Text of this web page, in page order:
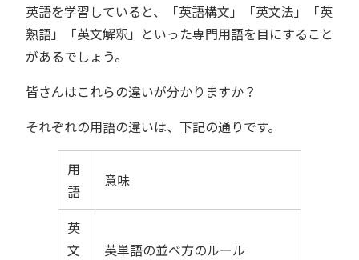
英語を学習していると、「英語構文」「英文法」「英
熟語」「英文解釈」といった専門用語を目にすること
があるでしょう。
皆さんはこれらの違いが分かりますか？
それぞれの用語の違いは、下記の通りです。
用
語
意味
英
文
英単語の並べ方のルール